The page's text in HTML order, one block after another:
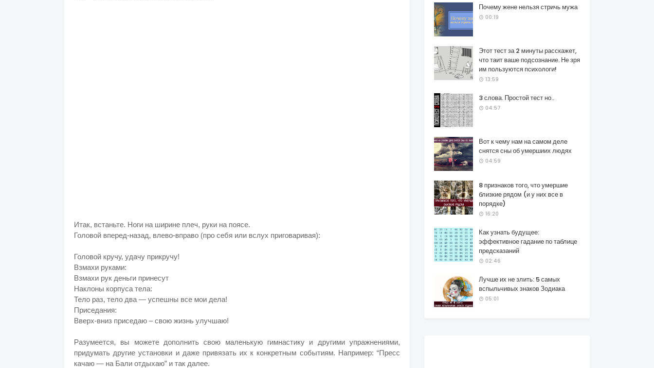
Итак, встаньте. Ноги на ширине плеч, руки на поясе.
Головой вперед-назад, влево-вправо (про себя или вслух приговаривая):
Головой кручу, удачу прикручу!
Взмахи руками:
Взмахи рук деньги принесут
Наклоны корпуса тела:
Тело раз, тело два — успешны все мои дела!
Приседания:
Вверх-вниз приседаю – свою жизнь улучшаю!
Разумеется, вы можете дополнить свою маленькую гимнастику и другими упражнениями,
придумать другие установки и даже привязать их к конкретным событиям. Например: “Пресс
качаю — на Бали отдыхаю” и так далее.
Почему жене нельзя стричь мужа
00:19
Этот тест за 2 минуты расскажет,
что таит ваше подсознание. Не зря
им пользуются психологи!
13:59
3 слова. Простой тест но..
04:57
Вот к чему нам на самом деле
снятся сны об умершиих людях
04:59
8 признаков того, что умершие
близкие рядом (и у них все в
порядке)
16:20
Как узнать будущее:
эффективное гадание по таблице
предсказаний
02:46
Лучше их не злить: 5 самых
вспыльчивых знаков Зодиака
05:01